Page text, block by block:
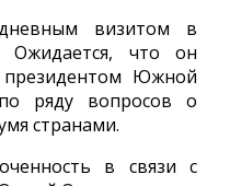
визитом в
что он
Южной
ряду вопросов о
странами.
в связи с